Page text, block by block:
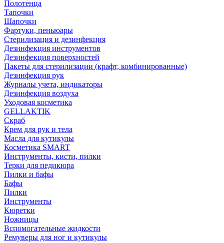
Полотенца
Тапочки
Шапочки
Фартуки, пеньюары
Стерилизация и дезинфекция
Дезинфекция инструментов
Дезинфекция поверхностей
Пакеты для стерилизации (крафт, комбинированные)
Дезинфекция рук
Журналы учета, индикаторы
Дезинфекция воздуха
Уходовая косметика
GELLAKTIK
Скраб
Крем для рук и тела
Масла для кутикулы
Косметика SMART
Инструменты, кисти, пилки
Терки для педикюра
Пилки и бафы
Бафы
Пилки
Инструменты
Кюретки
Ножницы
Вспомогательные жидкости
Ремуверы для ног и кутикулы